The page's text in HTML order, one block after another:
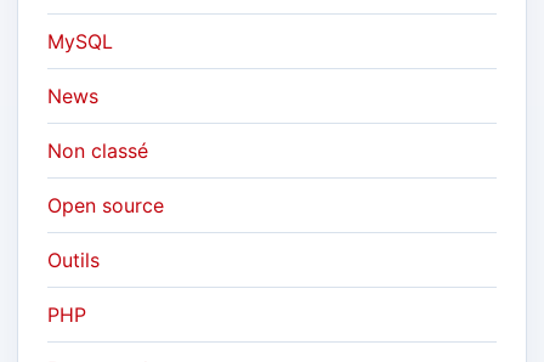
MySQL
News
Non classé
Open source
Outils
PHP